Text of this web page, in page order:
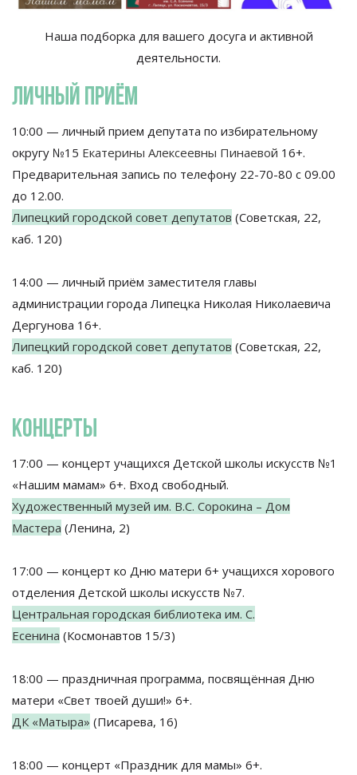
Наша подборка для вашего досуга и активной
деятельности.
ЛИЧНЫЙ ПРИЁМ
10:00 — личный прием депутата по избирательному
округу №15 Екатерины Алексеевны Пинаевой 16+.
Предварительная запись по телефону 22-70-80 с 09.00
до 12.00.
Липецкий городской совет депутатов (Советская, 22,
каб. 120)
14:00 — личный приём заместителя главы
администрации города Липецка Николая Николаевича
Дергунова 16+.
Липецкий городской совет депутатов (Советская, 22,
каб. 120)
КОНЦЕРТЫ
17:00 — концерт учащихся Детской школы искусств №1
«Нашим мамам» 6+. Вход свободный.
Художественный музей им. В.С. Сорокина – Дом
Мастера (Ленина, 2)
17:00 — концерт ко Дню матери 6+ учащихся хорового
отделения Детской школы искусств №7.
Центральная городская библиотека им. С.
Есенина (Космонавтов 15/3)
18:00 — праздничная программа, посвящённая Дню
матери «Свет твоей души!» 6+.
ДК «Матыра» (Писарева, 16)
18:00 — концерт «Праздник для мамы» 6+.